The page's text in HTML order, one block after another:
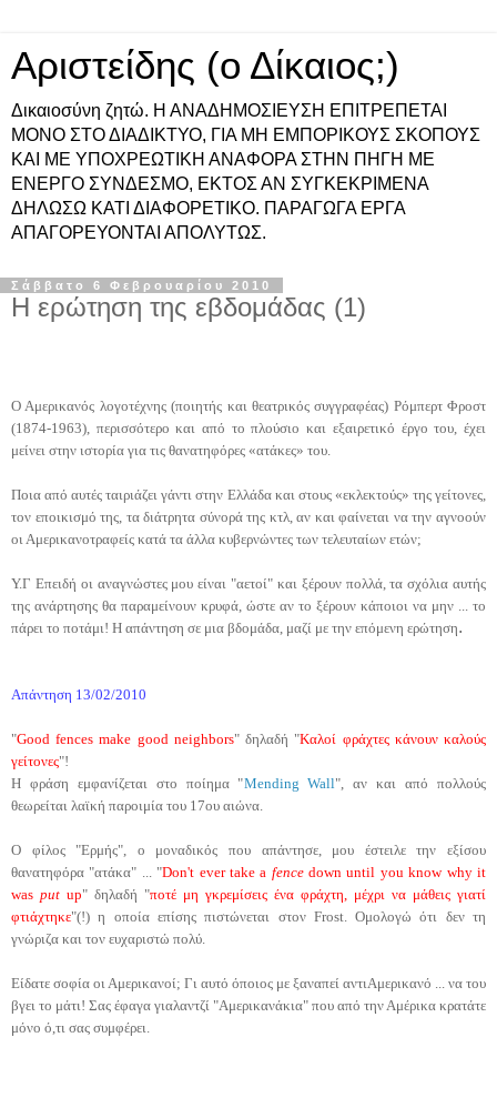
Αριστείδης (ο Δίκαιος;)
Δικαιοσύνη ζητώ. Η ΑΝΑΔΗΜΟΣΙΕΥΣΗ ΕΠΙΤΡΕΠΕΤΑΙ
ΜΟΝΟ ΣΤΟ ΔΙΑΔΙΚΤΥΟ, ΓΙΑ ΜΗ ΕΜΠΟΡΙΚΟΥΣ ΣΚΟΠΟΥΣ
ΚΑΙ ΜΕ ΥΠΟΧΡΕΩΤΙΚΗ ΑΝΑΦΟΡΑ ΣΤΗΝ ΠΗΓΗ ΜΕ
ΕΝΕΡΓΟ ΣΥΝΔΕΣΜΟ, ΕΚΤΟΣ ΑΝ ΣΥΓΚΕΚΡΙΜΕΝΑ
ΔΗΛΩΣΩ ΚΑΤΙ ΔΙΑΦΟΡΕΤΙΚΟ. ΠΑΡΑΓΩΓΑ ΕΡΓΑ
ΑΠΑΓΟΡΕΥΟΝΤΑΙ ΑΠΟΛΥΤΩΣ.
Σάββατο 6 Φεβρουαρίου 2010
Η ερώτηση της εβδομάδας (1)
Ο Αμερικανός λογοτέχνης (ποιητής και θεατρικός συγγραφέας) Ρόμπερτ Φροστ
(1874-1963), περισσότερο και από το πλούσιο και εξαιρετικό έργο του, έχει
μείνει στην ιστορία για τις θανατηφόρες «ατάκες» του.
Ποια από αυτές ταιριάζει γάντι στην Ελλάδα και στους «εκλεκτούς» της γείτονες,
τον εποικισμό της, τα διάτρητα σύνορά της κτλ, αν και φαίνεται να την αγνοούν
οι Αμερικανοτραφείς κατά τα άλλα κυβερνώντες των τελευταίων ετών;
Υ.Γ Επειδή οι αναγνώστες μου είναι "αετοί" και ξέρουν πολλά, τα σχόλια αυτής
της ανάρτησης θα παραμείνουν κρυφά, ώστε αν το ξέρουν κάποιοι να μην ... το
πάρει το ποτάμι! Η απάντηση σε μια βδομάδα, μαζί με την επόμενη ερώτηση.
Απάντηση 13/02/2010
"Good fences make good neighbors" δηλαδή "Καλοί φράχτες κάνουν καλούς
γείτονες"!
Η φράση εμφανίζεται στο ποίημα "Mending Wall", αν και από πολλούς
θεωρείται λαϊκή παροιμία του 17ου αιώνα.
Ο φίλος "Ερμής", ο μοναδικός που απάντησε, μου έστειλε την εξίσου
θανατηφόρα "ατάκα" ... "Don't ever take a fencedown until you know why it
was put up" δηλαδή "ποτέ μη γκρεμίσεις ένα φράχτη, μέχρι να μάθεις γιατί
φτιάχτηκε"(!) η οποία επίσης πιστώνεται στον Frost. Ομολογώ ότι δεν τη
γνώριζα και τον ευχαριστώ πολύ.
Είδατε σοφία οι Αμερικανοί; Γι αυτό όποιος με ξαναπεί αντιΑμερικανό ... να του
βγει το μάτι! Σας έφαγα γιαλαντζί "Αμερικανάκια" που από την Αμέρικα κρατάτε
μόνο ό,τι σας συμφέρει.